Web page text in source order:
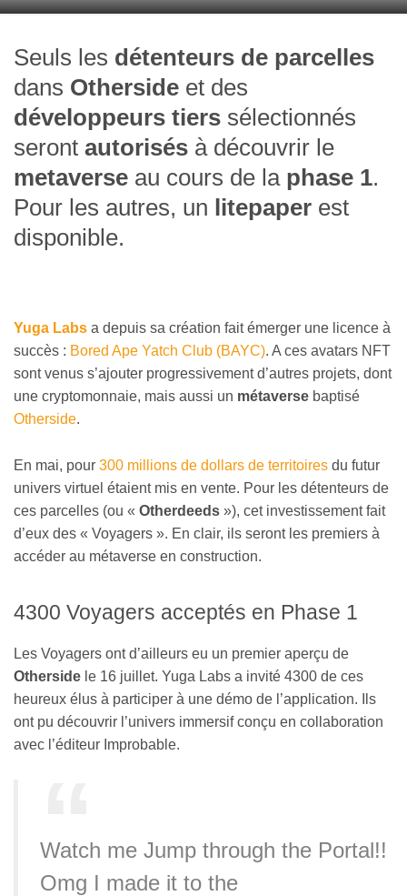
Seuls les détenteurs de parcelles
dans Otherside et des
développeurs tiers sélectionnés
seront autorisés à découvrir le
metaverse au cours de la phase 1.
Pour les autres, un litepaper est
disponible.
Yuga Labs a depuis sa création fait émerger une licence à
succès : Bored Ape Yatch Club (BAYC). A ces avatars NFT
sont venus s’ajouter progressivement d’autres projets, dont
une cryptomonnaie, mais aussi un métaverse baptisé
Otherside.
En mai, pour 300 millions de dollars de territoires du futur
univers virtuel étaient mis en vente. Pour les détenteurs de
ces parcelles (ou « Otherdeeds »), cet investissement fait
d’eux des « Voyagers ». En clair, ils seront les premiers à
accéder au métaverse en construction.
4300 Voyagers acceptés en Phase 1
Les Voyagers ont d’ailleurs eu un premier aperçu de
Otherside le 16 juillet. Yuga Labs a invité 4300 de ces
heureux élus à participer à une démo de l’application. Ils
ont pu découvrir l’univers immersif conçu en collaboration
avec l’éditeur Improbable.
Watch me Jump through the Portal!!
Omg I made it to the